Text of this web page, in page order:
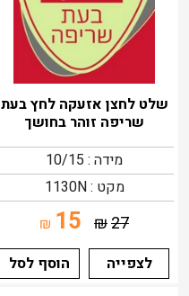
שלט לחצן אזעקה לחץ בעת
שריפה זוהר בחושך
מידה : 10/15
מקט : 1130N
27
₪
15
₪
לצפייה
הוסף לסל